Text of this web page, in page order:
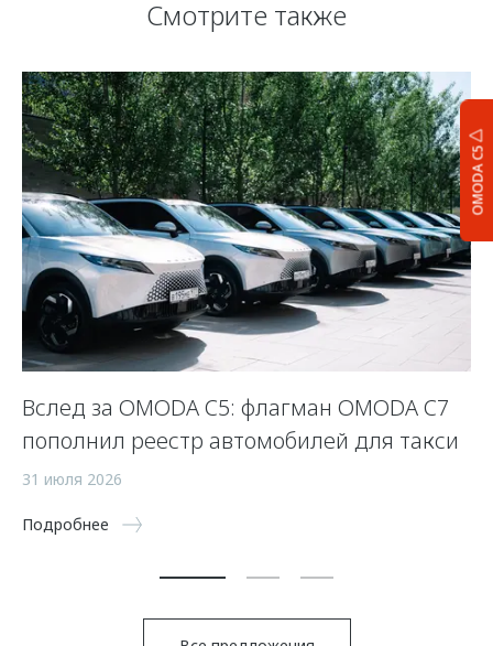
OMODA C5
Смотрите также
Вслед за OMODA C5: флагман OMODA C7
пополнил реестр автомобилей для такси
31 июля 2026
Подробнее